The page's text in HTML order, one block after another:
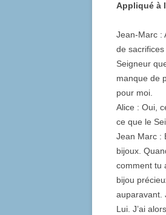
Appliqué à
Jean-Marc :
de
Seigneur
manque de
pour moi.
Alice : Oui,
ce que le
Jean Marc :
bijoux.
comment tu
bijou
auparavant.
Lui. J’ai